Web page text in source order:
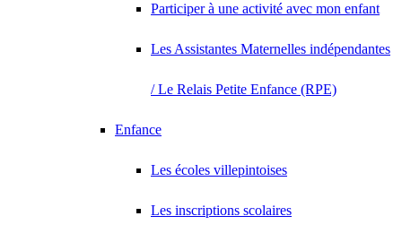
Participer à une activité avec mon enfant
Les Assistantes Maternelles indépendantes
/ Le Relais Petite Enfance (RPE)
Enfance
Les écoles villepintoises
Les inscriptions scolaires